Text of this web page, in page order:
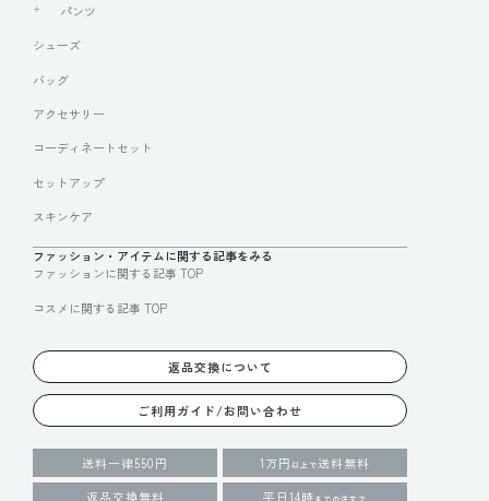
パンツ
シューズ
バッグ
アクセサリー
コーディネートセット
セットアップ
スキンケア
ファッション・アイテムに関する記事をみる
ファッションに関する記事 TOP
コスメに関する記事 TOP
返品交換について
ご利用ガイド/お問い合わせ
送料一律550円 1万円 以上で送料無料
返品交換無料
平日14時 までの注文で